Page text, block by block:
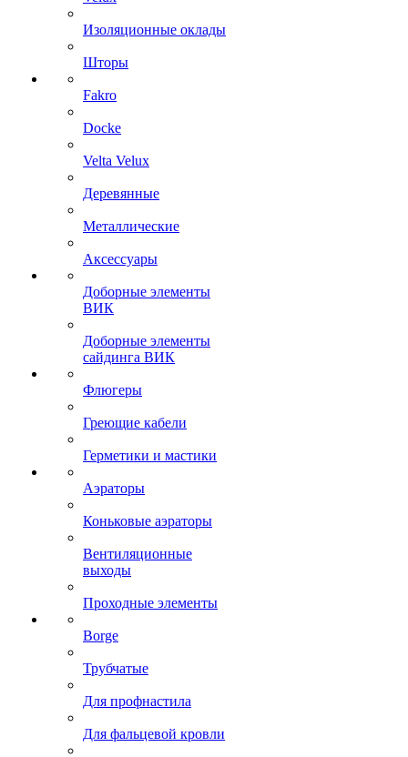
Изоляционные оклады
Шторы
Fakro
Docke
Velta Velux
Деревянные
Металлические
Аксессуары
Доборные элементы
ВИК
Доборные элементы
сайдинга ВИК
Флюгеры
Греющие кабели
Герметики и мастики
Аэраторы
Коньковые аэраторы
Вентиляционные
выходы
Проходные элементы
Borge
Трубчатые
Для профнастила
Для фальцевой кровли